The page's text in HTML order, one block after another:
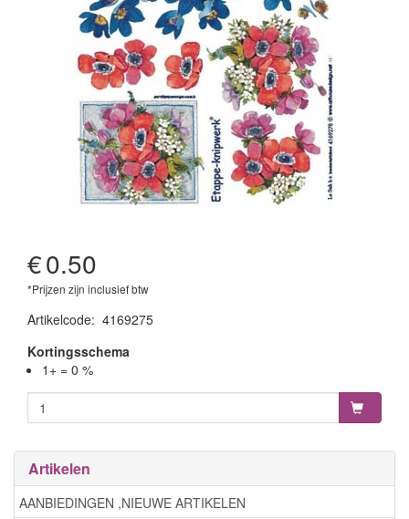
€0.50
*Prijzen zijn inclusief btw
Artikelcode: 4169275
Kortingsschema
1+ = 0 %
Artikelen
AANBIEDINGEN ,NIEUWE ARTIKELEN